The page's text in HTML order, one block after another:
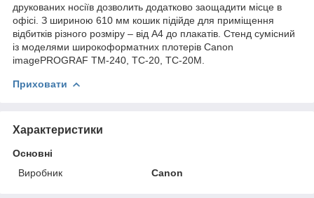
друкованих носіїв дозволить додатково заощадити місце в
офісі. З шириною 610 мм кошик підійде для приміщення
відбитків різного розміру – від А4 до плакатів. Стенд сумісний
із моделями широкоформатних плотерів Canon
imagePROGRAF TM-240, TC-20, TC-20M.
Приховати
Характеристики
Основні
Виробник
Canon